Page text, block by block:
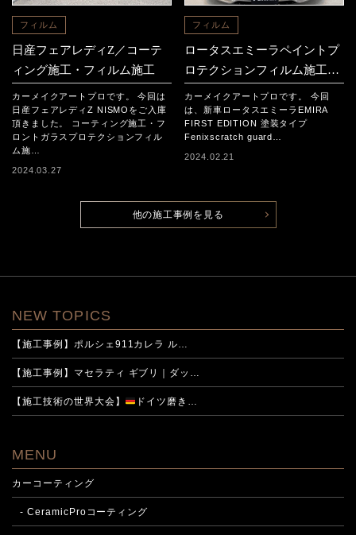
フィルム
日産フェアレディZ／コーテ
ィング施工・フィルム施工
カーメイクアートプロです。 今回は
日産フェアレディZ NISMOをご入庫
頂きました。 コーティング施工・フ
ロントガラスプロテクションフィル
ム施…
2024.03.27
フィルム
ロータスエミーラペイントプ
ロテクションフィルム施工事
カーメイクアートプロです。 今回
は、新車ロータスエミーラEMIRA
FIRST EDITION 塗装タイプ
Fenixscratch guard…
2024.02.21
他の施工事例を見る
NEW TOPICS
【施工事例】ポルシェ911カレラ ル…
【施工事例】マセラティ ギブリ｜ダッ…
【施工技術の世界大会】 ドイツ磨き…
MENU
カーコーティング
- CeramicProコーティング